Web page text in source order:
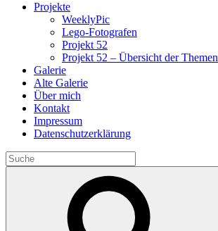
Projekte
WeeklyPic
Lego-Fotografen
Projekt 52
Projekt 52 – Übersicht der Themen
Galerie
Alte Galerie
Über mich
Kontakt
Impressum
Datenschutzerklärung
Search
for: